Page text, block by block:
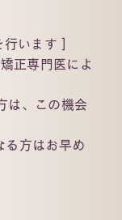
行います ]
正専門医によ
は、この機会
る方はお早め